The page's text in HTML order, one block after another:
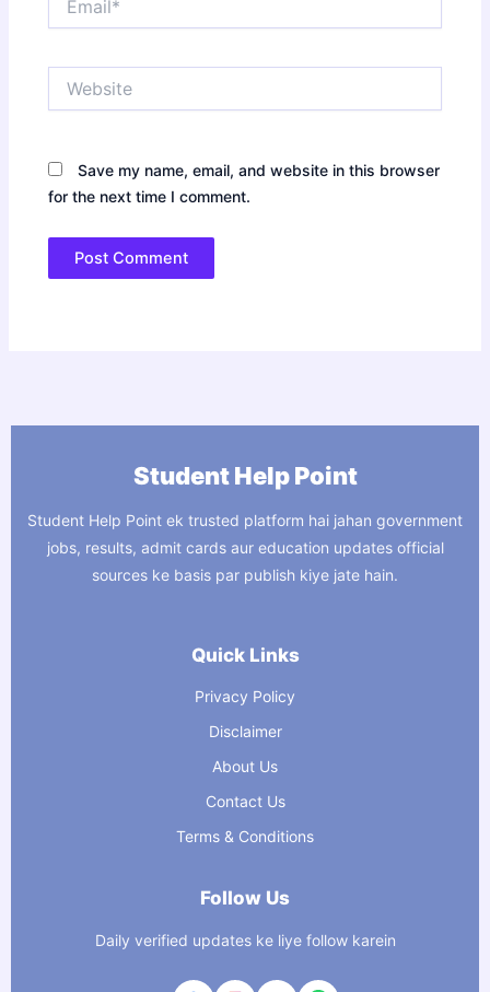
Save my name, email, and website in this browser
for the next time I comment.
Student Help Point
Student Help Point ek trusted platform hai jahan government
jobs, results, admit cards aur education updates official
sources ke basis par publish kiye jate hain.
Quick Links
Privacy Policy
Disclaimer
About Us
Contact Us
Terms & Conditions
Follow Us
Daily verified updates ke liye follow karein